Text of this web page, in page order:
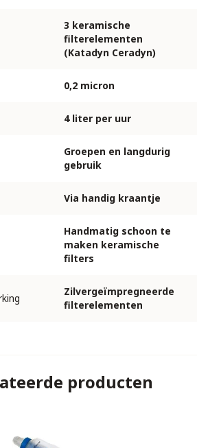
3 keramische
filterelementen
(Katadyn Ceradyn)
0,2 micron
4 liter per uur
Groepen en langdurig
gebruik
Via handig kraantje
Handmatig schoon te
maken keramische
filters
Zilvergeïmpregneerde
filterelementen
producten